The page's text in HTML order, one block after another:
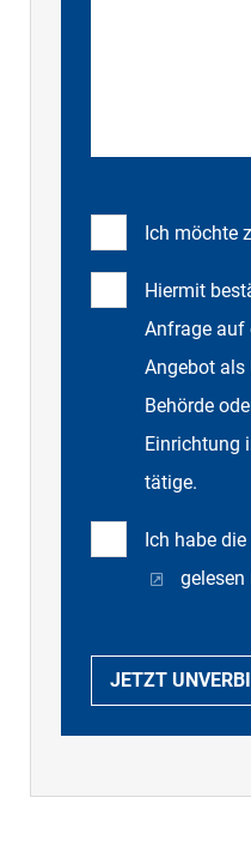
Ich möchte
Hiermit
Anfrage auf
Angebot als
Behörde
Einrichtung
tätige.
Ich habe die
gelesen
JETZT